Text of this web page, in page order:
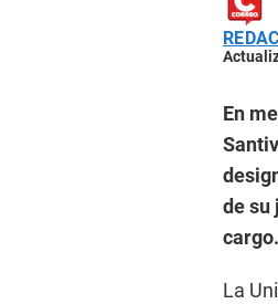
En
de su
cargo.
La